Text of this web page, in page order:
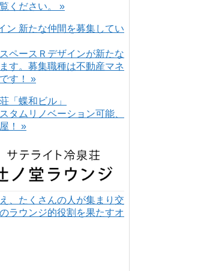
ください。 »
ペースＲデザインが新たな
す。募集職種は不動産マネ
す！ »
タムリノベーション可能、
！ »
、たくさんの人が集まり交
ラウンジ的役割を果たすオ